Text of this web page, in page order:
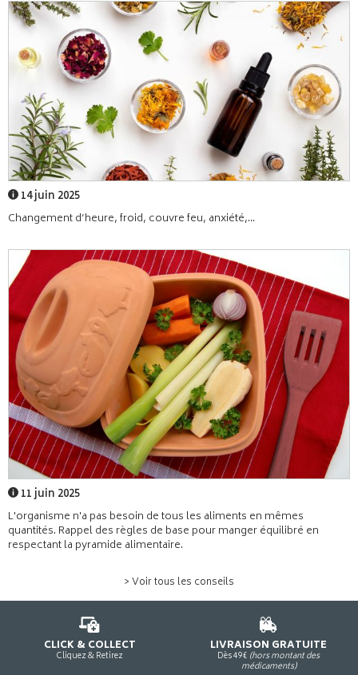
14 juin 2025
Changement d’heure, froid, couvre feu, anxiété,...
11 juin 2025
L'organisme n'a pas besoin de tous les aliments en mêmes
quantités. Rappel des règles de base pour manger équilibré en
respectant la pyramide alimentaire.
> Voir tous les conseils
CLICK & COLLECT
Cliquez & Retirez
LIVRAISON GRATUITE
Dès 49€ (hors montant des
médicaments)